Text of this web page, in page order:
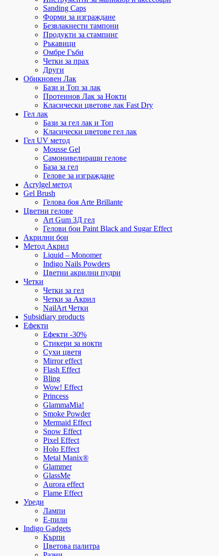
Sanding Caps
Форми за изграждане
Безвлакнести тампони
Продукти за стампинг
Ръкавици
Омбре Гъби
Четки за прах
Други
Обикновен Лак
Бази и Топ за лак
Протеинов Лак за Нокти
Класически цветове лак Fast Dry
Гел лак
Бази за гел лак и Топ
Класически цветове гел лак
Гел UV метод
Mousse Gel
Самонивелиращи гелове
База за гел
Гелове за изграждане
Acrylgel метод
Gel Brush
Гелова боя Arte Brillante
Цветни гелове
Art Gum 3Д гел
Гелови бои Paint Black and Sugar Effect
Акрилни бои
Метод Акрил
Liquid – Monomer
Indigo Nails Powders
Цветни акрилни пудри
Четки
Четки за гел
Четки за Акрил
NailArt Четки
Subsidiary products
Ефекти
Ефекти -30%
Стикери за нокти
Сухи цветя
Mirror effect
Flash Effect
Bling
Wow! Effect
Princess
GlammaMia!
Smoke Powder
Mermaid Effect
Snow Effect
Pixel Effect
Holo Effect
Metal Manix®
Glammer
GlassMe
Aurora effect
Flame Effect
Уреди
Лампи
E-пили
Indigo Gadgets
Кърпи
Цветова палитра